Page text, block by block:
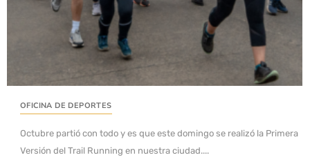
OFICINA DE DEPORTES
Octubre partió con todo y es que este domingo se realizó la Primera
Versión del Trail Running en nuestra ciudad....